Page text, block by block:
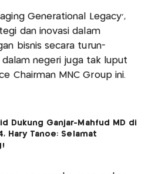
Generational Legacy',
dan inovasi dalam
bisnis secara turun-
negeri juga tak luput
Chairman MNC Group ini.
Dukung Ganjar-Mahfud MD di
Hary Tanoe: Selamat